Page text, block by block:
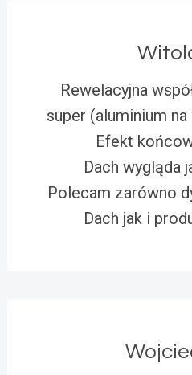
Rewelacyjna
super (aluminium
Efekt
Dach wygląda
Polecam zarówno
Dach jak i